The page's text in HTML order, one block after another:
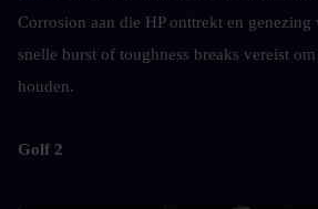
Corrosion aan die HP onttrekt en genezing
snelle burst of toughness breaks vereist
houden.
Golf 2